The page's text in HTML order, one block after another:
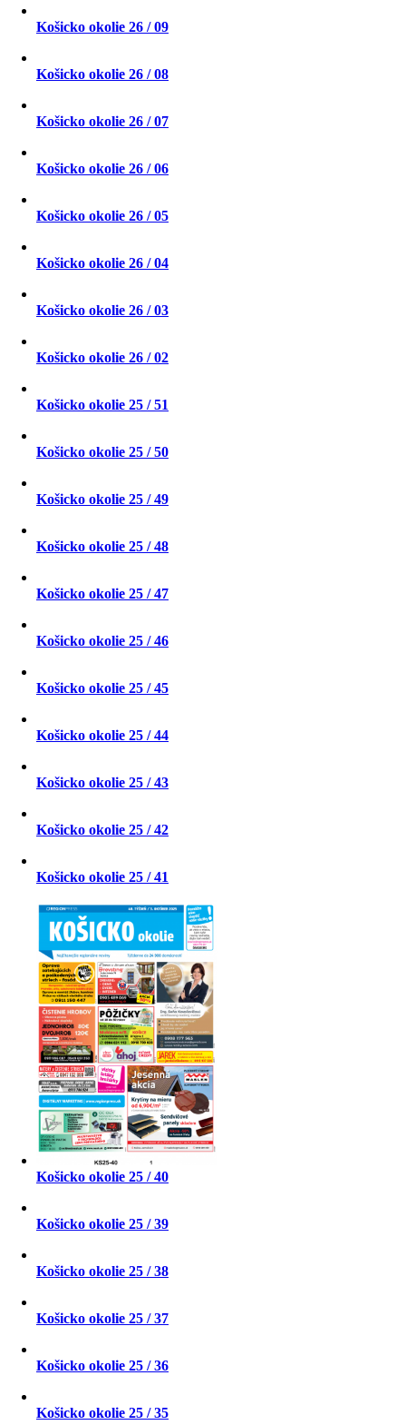
Košicko okolie 26 / 09
Košicko okolie 26 / 08
Košicko okolie 26 / 07
Košicko okolie 26 / 06
Košicko okolie 26 / 05
Košicko okolie 26 / 04
Košicko okolie 26 / 03
Košicko okolie 26 / 02
Košicko okolie 25 / 51
Košicko okolie 25 / 50
Košicko okolie 25 / 49
Košicko okolie 25 / 48
Košicko okolie 25 / 47
Košicko okolie 25 / 46
Košicko okolie 25 / 45
Košicko okolie 25 / 44
Košicko okolie 25 / 43
Košicko okolie 25 / 42
Košicko okolie 25 / 41
Košicko okolie 25 / 40
Košicko okolie 25 / 39
Košicko okolie 25 / 38
Košicko okolie 25 / 37
Košicko okolie 25 / 36
Košicko okolie 25 / 35